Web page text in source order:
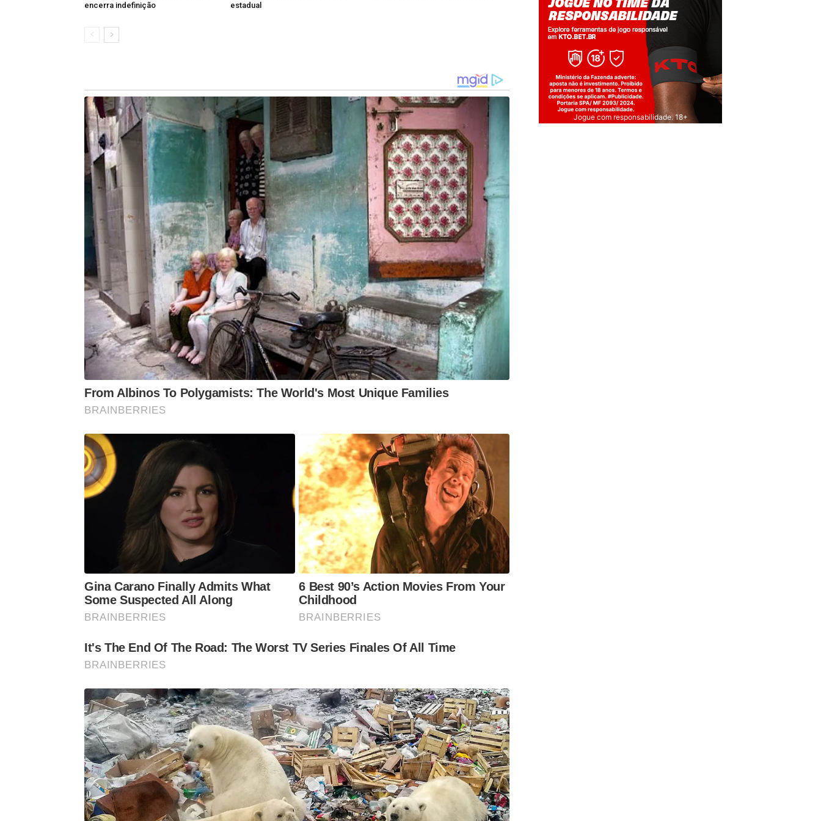
grávidas, o Código prevê a detenção de um a três anos, enquanto para os terceiros,
Na prática, o novo texto propõe que o aborto legal seja criminalizado acima de 22
semanas, em todos os casos previstos. A pena aplicada passaria a ser equivalente a
de homicídio simples, de seis a 20 anos de reclusão, inclusive nos casos de estupro.
Atualmente, a pena média para estupradores é de 6 a 10 anos.
encerra indefinição
estadual
From Albinos To Polygamists: The World's Most Unique Families
BRAINBERRIES
Gina Carano Finally Admits What
Some Suspected All Along
BRAINBERRIES
6 Best 90’s Action Movies From Your
Childhood
BRAINBERRIES
It's The End Of The Road: The Worst TV Series Finales Of All Time
BRAINBERRIES
Jogue com responsabilidade. 18+